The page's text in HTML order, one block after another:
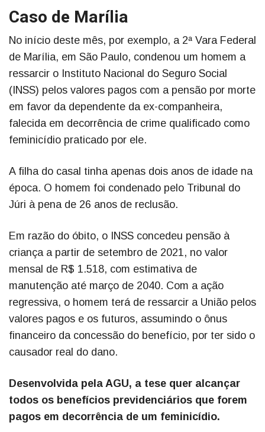
Caso de Marília
No início deste mês, por exemplo, a 2ª Vara Federal
de Marília, em São Paulo, condenou um homem a
ressarcir o Instituto Nacional do Seguro Social
(INSS) pelos valores pagos com a pensão por morte
em favor da dependente da ex-companheira,
falecida em decorrência de crime qualificado como
feminicídio praticado por ele.
A filha do casal tinha apenas dois anos de idade na
época. O homem foi condenado pelo Tribunal do
Júri à pena de 26 anos de reclusão.
Em razão do óbito, o INSS concedeu pensão à
criança a partir de setembro de 2021, no valor
mensal de R$ 1.518, com estimativa de
manutenção até março de 2040. Com a ação
regressiva, o homem terá de ressarcir a União pelos
valores pagos e os futuros, assumindo o ônus
financeiro da concessão do benefício, por ter sido o
causador real do dano.
Desenvolvida pela AGU, a tese quer alcançar
todos os benefícios previdenciários que forem
pagos em decorrência de um feminicídio.